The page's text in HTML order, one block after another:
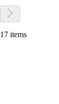
17 items